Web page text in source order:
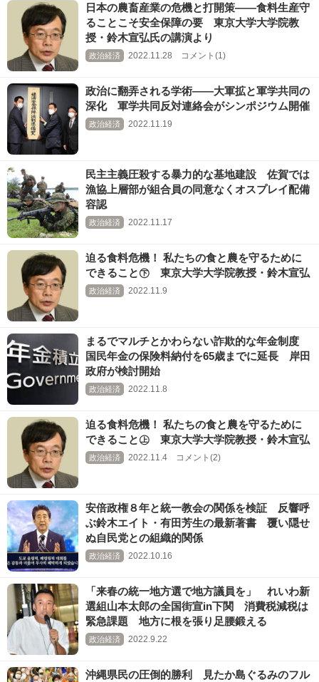
日本の農畜産業の危機と打開策――食料生産守
ることこそ安全保障の要 東京大学大学院教
授・鈴木宣弘氏の講演より
政治経済 2022.11.28 コメント(1)
政治に翻弄される学術――大軍拡と軍学共同の
深化 軍学共同反対連絡会がシンポジウム開催
政治経済 2022.11.19
民主主義圧殺する暴力的な基地建設 佐賀では
漁協上層部が組合員の同意なくオスプレイ配備
容認
政治経済 2022.11.17
迫る食料危機！ 私たちの食と農を守るために
できること㊦ 東京大学大学院教授・鈴木宣弘
政治経済 2022.11.9
まるでマルチとかわらない詐欺的な年金制度
国民年金の保険料納付を65歳までに延長 岸田
政府が検討開始
政治経済 2022.11.8
迫る食料危機！ 私たちの食と農を守るために
できること㊤ 東京大学大学院教授・鈴木宣弘
政治経済 2022.11.4 コメント(2)
安倍政権８年と統一教会の関係を検証 反響呼
ぶ鈴木エイト・有田芳生の最新著書 覆い隠せ
ぬ自民党との組織的関係
政治経済 2022.10.16
「来春の統一地方選で地方議員を」 れいわ新
選組山本太郎の全国街宣in下関 消費税減税は
緊急課題 地方に根を張り足腰鍛える
政治経済 2022.9.22
沖縄県民の圧倒的勝利 見たか島ぐるみのフル